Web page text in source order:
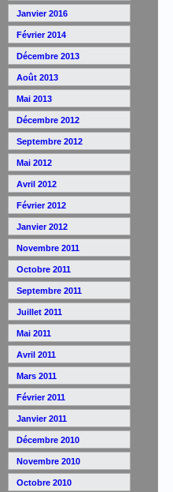
Janvier 2016
Février 2014
Décembre 2013
Août 2013
Mai 2013
Décembre 2012
Septembre 2012
Mai 2012
Avril 2012
Février 2012
Janvier 2012
Novembre 2011
Octobre 2011
Septembre 2011
Juillet 2011
Mai 2011
Avril 2011
Mars 2011
Février 2011
Janvier 2011
Décembre 2010
Novembre 2010
Octobre 2010